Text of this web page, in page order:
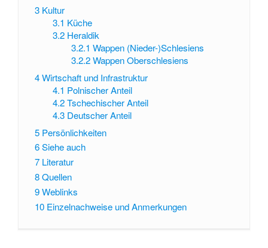
3 Kultur
3.1 Küche
3.2 Heraldik
3.2.1 Wappen (Nieder-)Schlesiens
3.2.2 Wappen Oberschlesiens
4Wirtschaft und Infrastruktur
4.1 Polnischer Anteil
4.2 Tschechischer Anteil
4.3 Deutscher Anteil
5 Persönlichkeiten
6Siehe auch
7 Literatur
8Quellen
9Weblinks
10 Einzelnachweise und Anmerkungen